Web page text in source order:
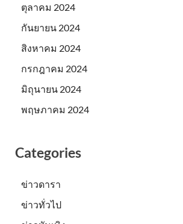
ตุลาคม 2024
กันยายน 2024
สิงหาคม 2024
กรกฎาคม 2024
มิถุนายน 2024
พฤษภาคม 2024
Categories
ข่าวดารา
ข่าวทั่วไป